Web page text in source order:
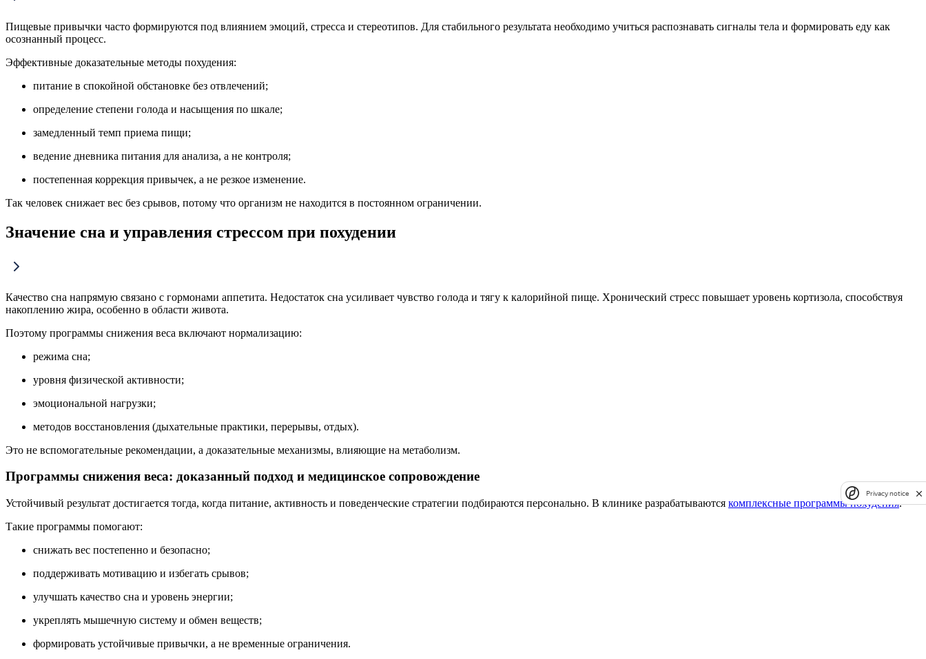
Пищевые привычки часто формируются под влиянием эмоций, стресса и стереотипов. Для стабильного результата необходимо учиться распознавать сигналы тела и формировать еду как
осознанный процесс.
Эффективные доказательные методы похудения:
питание в спокойной обстановке без отвлечений;
определение степени голода и насыщения по шкале;
замедленный темп приема пищи;
ведение дневника питания для анализа, а не контроля;
постепенная коррекция привычек, а не резкое изменение.
Так человек снижает вес без срывов, потому что организм не находится в постоянном ограничении.
Значение сна и управления стрессом при похудении
Качество сна напрямую связано с гормонами аппетита. Недостаток сна усиливает чувство голода и тягу к калорийной пище. Хронический стресс повышает уровень кортизола, способствуя
накоплению жира, особенно в области живота.
Поэтому программы снижения веса включают нормализацию:
режима сна;
уровня физической активности;
эмоциональной нагрузки;
методов восстановления (дыхательные практики, перерывы, отдых).
Это не вспомогательные рекомендации, а доказательные механизмы, влияющие на метаболизм.
Программы снижения веса: доказанный подход и медицинское сопровождение
Устойчивый результат достигается тогда, когда питание, активность и поведенческие стратегии подбираются персонально. В клинике разрабатываются комплексные программы похудения.
Такие программы помогают:
снижать вес постепенно и безопасно;
поддерживать мотивацию и избегать срывов;
улучшать качество сна и уровень энергии;
укреплять мышечную систему и обмен веществ;
формировать устойчивые привычки, а не временные ограничения.
Privacy notice